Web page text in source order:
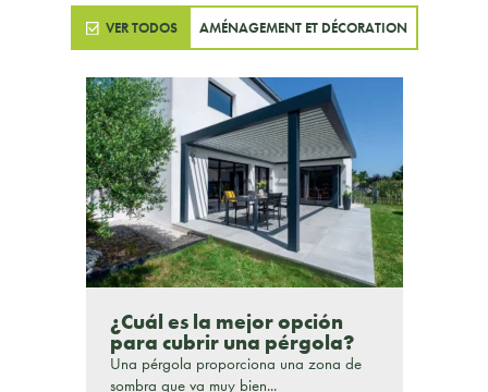
VER TODOS AMÉNAGEMENT ET DÉCORATION
¿Cuál es la mejor opción
para cubrir una pérgola?
Una pérgola proporciona una zona de
sombra que va muy bien...